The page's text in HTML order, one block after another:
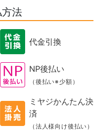
法
代金引換
NP後払い
（後払い※少額）
ミヤジかんたん決
済
（法人様向け後払い）